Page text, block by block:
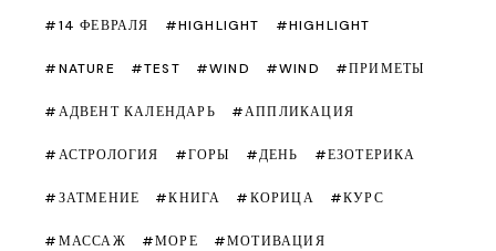
14 ФЕВРАЛЯ HIGHLIGHT HIGHLIGHT
NATURE TEST WIND WIND ПРИМЕТЫ
АДВЕНТ КАЛЕНДАРЬ АППЛИКАЦИЯ
АСТРОЛОГИЯ ГОРЫ ДЕНЬ ЕЗОТЕРИКА
ЗАТМЕНИЕ КНИГА КОРИЦА КУРС
МАССАЖ МОРЕ МОТИВАЦИЯ